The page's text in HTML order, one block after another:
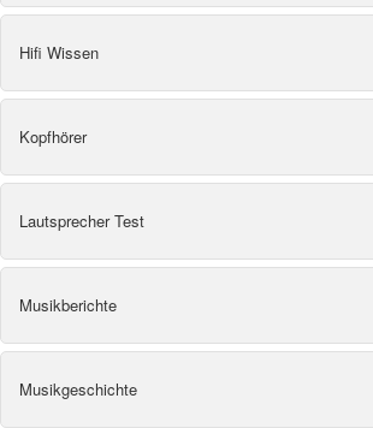
Hifi Wissen
Kopfhörer
Lautsprecher Test
Musikberichte
Musikgeschichte